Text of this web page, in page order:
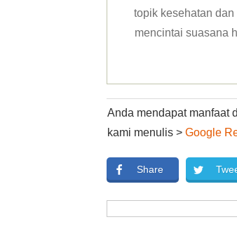
topik kesehatan dan
mencintai suasana
Anda mendapat manfaat
kami menulis > Google
Share